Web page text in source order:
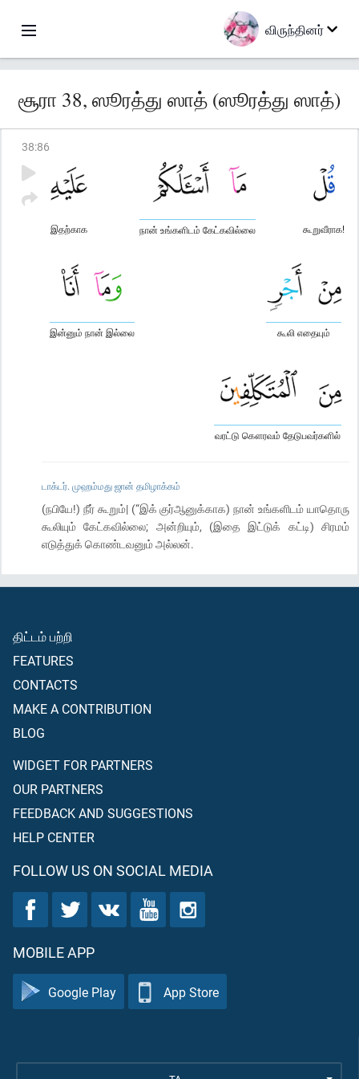
விருந்தினர்
சூரா 38, ஸூரத்து ஸாத் (ஸூரத்து ஸாத்)
38:86
கூறுவீராக!
நான் உங்களிடம் கேட்கவில்லை
இதற்காக
கூலி எதையும்
இன்னும் நான் இல்லை
வரட்டு கௌரவம் தேடுபவர்களில்
டாக்டர். முஹம்மது ஜான் தமிழாக்கம்
(நபியே!) நீர் கூறும்| (“இக் குர்ஆனுக்காக) நான் உங்களிடம் யாதொரு
கூலியும் கேட்கவில்லை; அன்றியும், (இதை இட்டுக் கட்டி) சிரமம்
எடுத்துக் கொண்டவனும் அல்லன்.
திட்டம் பற்றி
FEATURES
CONTACTS
MAKE A CONTRIBUTION
BLOG
WIDGET FOR PARTNERS
OUR PARTNERS
FEEDBACK AND SUGGESTIONS
HELP CENTER
FOLLOW US ON SOCIAL MEDIA
MOBILE APP
Google Play App Store